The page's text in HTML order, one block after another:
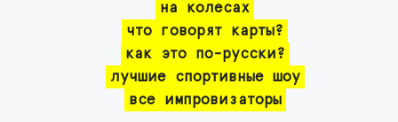
на колесах
что говорят карты?
как это по-русски?
лучшие спортивные шоу
все импровизаторы